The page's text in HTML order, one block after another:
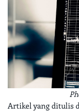
Artikel yang ditulis